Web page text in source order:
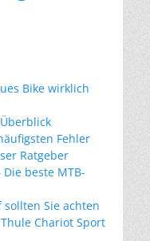
Bike wirklich
Fehler
Ratgeber
beste MTB-
sollten Sie achten
Chariot Sport